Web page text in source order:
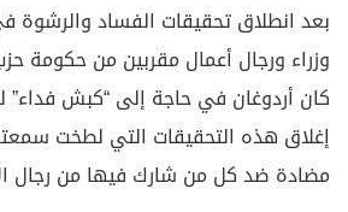
وزراء ورجال أعمال مقربين من حكومة
كان أردوغان في حاجة إلى “كبش فداء”
إغلاق هذه التحقيقات التي لطخت
مضادة ضد كل من شارك فيها من رجال